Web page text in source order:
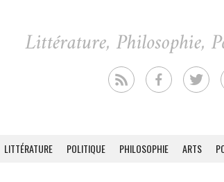
LITTÉRATURE POLITIQUE PHILOSOPHIE ARTS